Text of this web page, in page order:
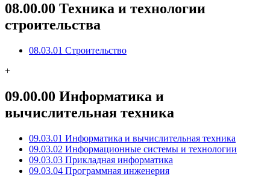
08.00.00 Техника и технологии
строительства
08.03.01 Строительство
+
09.00.00 Информатика и
вычислительная техника
09.03.01 Информатика и вычислительная техника
09.03.02 Информационные системы и технологии
09.03.03 Прикладная информатика
09.03.04 Программная инженерия